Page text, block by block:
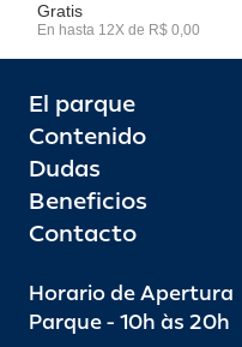
Gratis
En hasta 12X de R$ 0,00
El parque
Contenido
Dudas
Beneficios
Contacto
Horario de Apertura
Parque - 10h às 20h